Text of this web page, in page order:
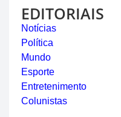
EDITORIAIS
Notícias
Política
Mundo
Esporte
Entretenimento
Colunistas